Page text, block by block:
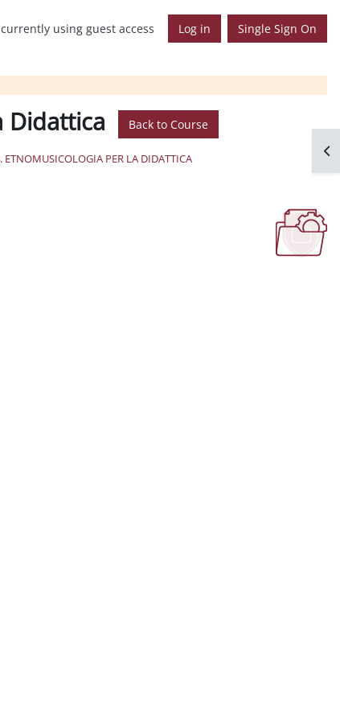
using guest access Log in Single Sign On
Didattica Back to Course
ETNOMUSICOLOGIA PER LA DIDATTICA